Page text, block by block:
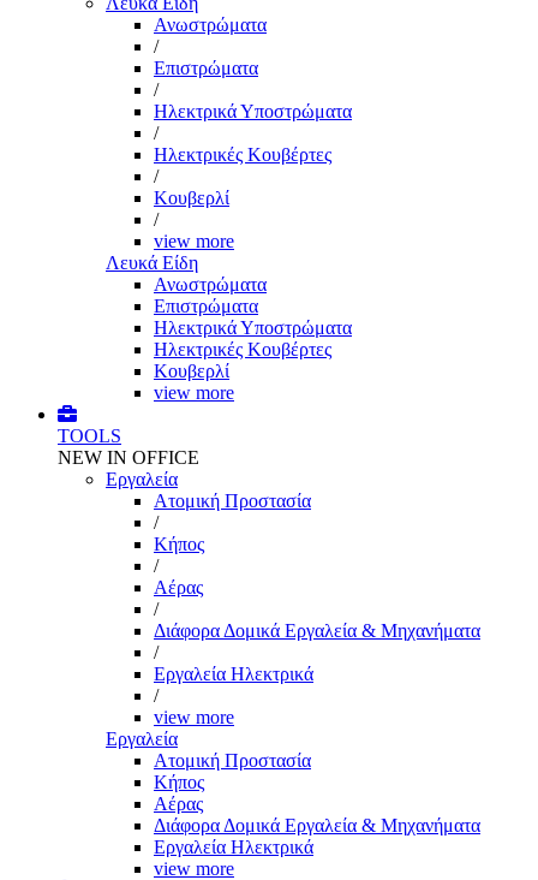
Ανωστρώματα
/
Επιστρώματα
/
Ηλεκτρικά Υποστρώματα
/
Ηλεκτρικές Κουβέρτες
/
Κουβερλί
/
view more
Λευκά Είδη
Ανωστρώματα
Επιστρώματα
Ηλεκτρικά Υποστρώματα
Ηλεκτρικές Κουβέρτες
Κουβερλί
view more
TOOLS
NEW IN OFFICE
Εργαλεία
Aτομική Προστασία
/
Kήπος
/
Αέρας
/
Διάφορα Δομικά Εργαλεία & Μηχανήματα
/
Εργαλεία Ηλεκτρικά
/
view more
Εργαλεία
Aτομική Προστασία
Kήπος
Αέρας
Διάφορα Δομικά Εργαλεία & Μηχανήματα
Εργαλεία Ηλεκτρικά
view more